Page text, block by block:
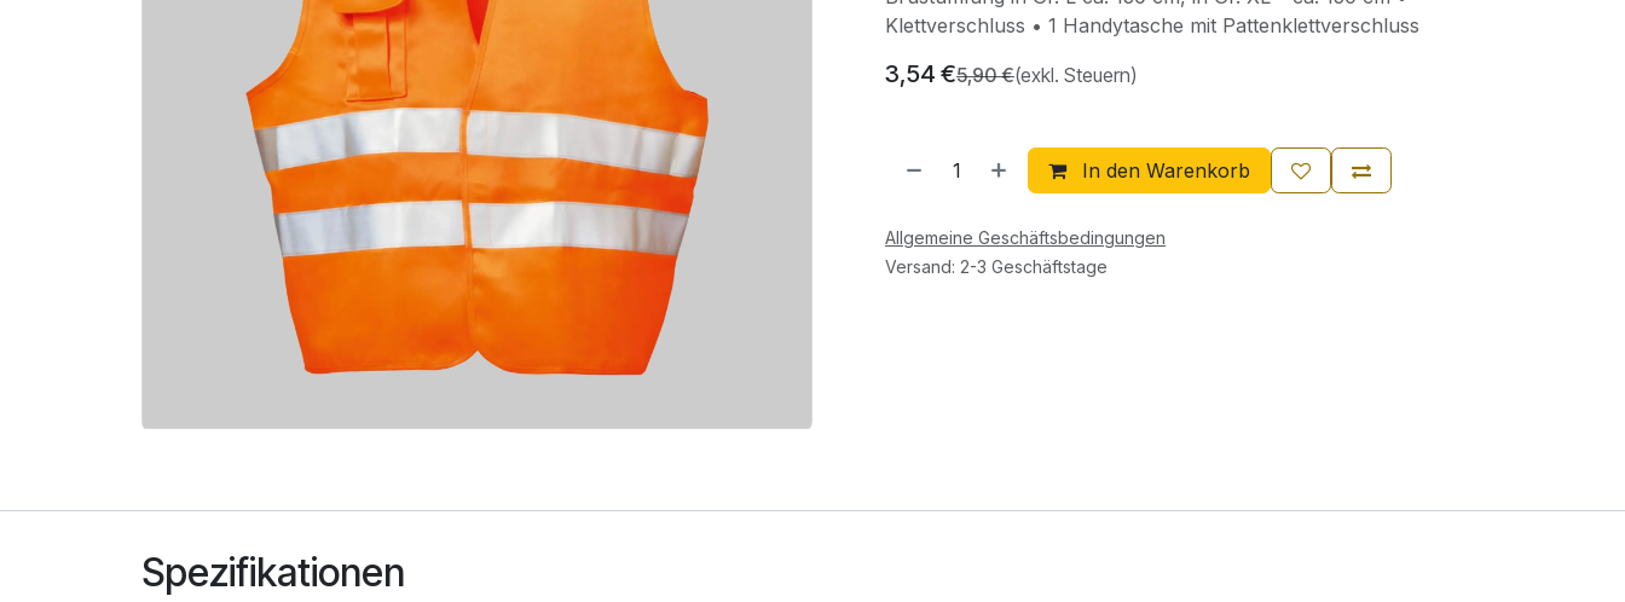
Klettverschluss • 1 Handytasche mit Pattenklettverschluss
3,54 €5,90€(exkl. Steuern)
In den Warenkorb
Allgemeine Geschäftsbedingungen
Versand: 2-3 Geschäftstage
Spezifikationen